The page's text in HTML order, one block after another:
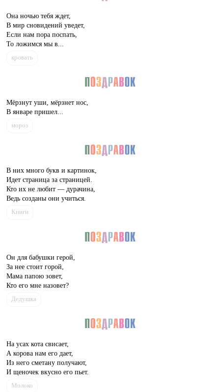
Она ночью тебя ждет,
В мир сновидений уведет,
Если нам пора поспать,
То ложимся мы в...
кровать
Мёрзнут уши, мёрзнет нос,
В январе пришел...
мороз
В них много букв и картинок,
Идет страница за страницей.
Кто их не любит — дурачина,
Ведь созданы они учиться.
Книги
Он для бабушки герой,
За нее стоит горой,
Мама папою зовет,
Кто его мне назовет?
Дедушка
На усах кота свисает,
А корова нам его дает,
Из него сметану получают,
И щеночек вкусно его пьет.
Молоко